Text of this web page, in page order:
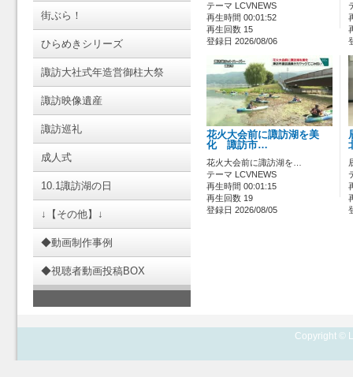
街ぶら！
ひらめきシリーズ
諏訪大社式年造営御柱大祭
諏訪映像遺産
諏訪巡礼
成人式
10.1諏訪湖の日
↓【その他】↓
◆動画制作事例
◆視聴者動画投稿BOX
テーマ LCVNEWS
再生時間 00:01:52
再生回数 15
登録日 2026/08/06
花火大会前に諏訪湖を美
化 諏訪市…
花火大会前に諏訪湖を…
テーマ LCVNEWS
再生時間 00:01:15
再生回数 19
登録日 2026/08/05
Copyright ©